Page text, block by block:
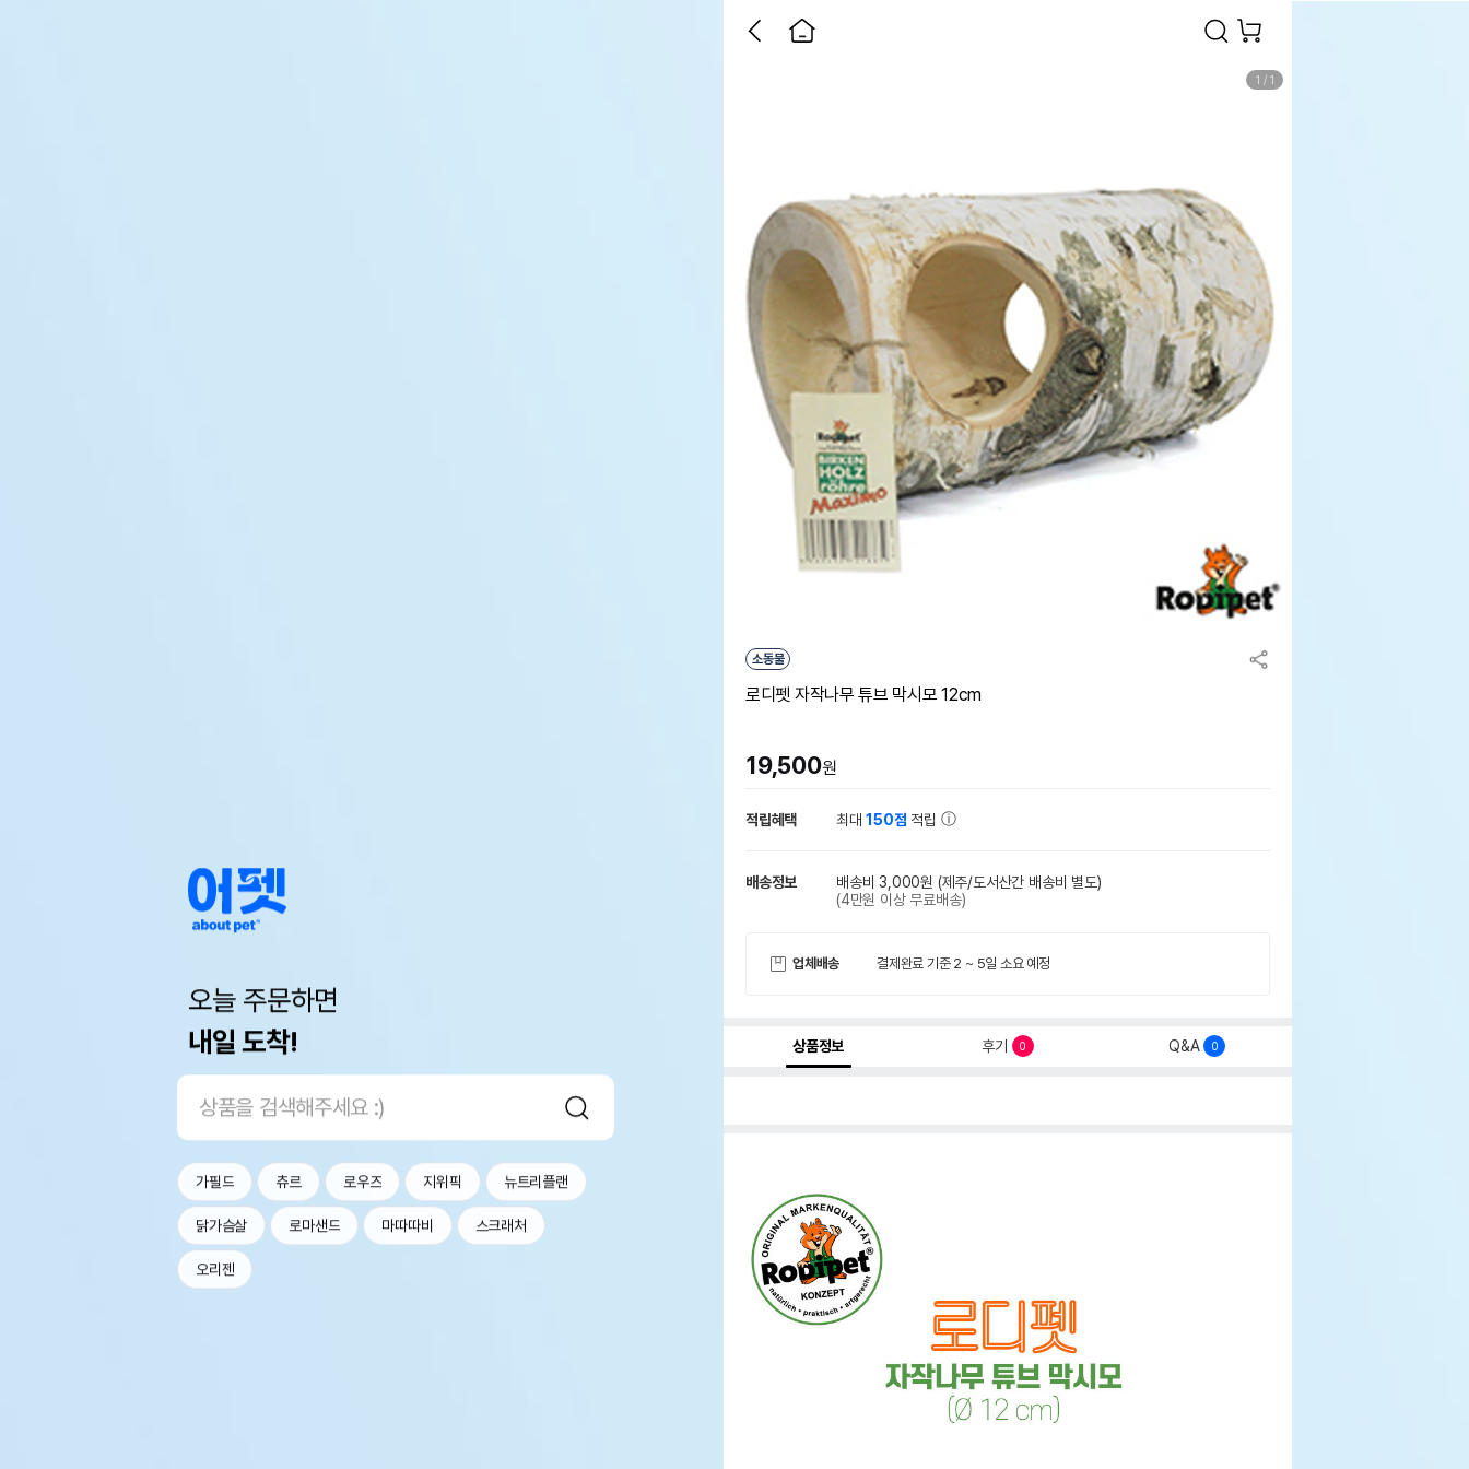
오늘 주문하면
내일 도착!
가필드 츄르 로우즈 지위픽 뉴트리플랜
닭가슴살 로마샌드 마따따비 스크래처
오리젠
1 / 1
소동물
로디펫 자작나무 튜브 막시모 12cm
19,500원
적립혜택 최대150점 적립
배송정보 배송비 3,000원 (제주/도서산간 배송비 별도)
(4만원 이상 무료배송)
업체배송 결제완료 기준 2 ~ 5일 소요 예정
상품정보 후기 0 Q&A 0